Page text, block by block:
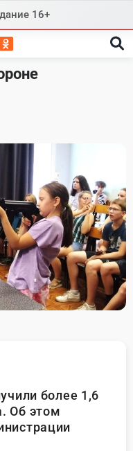
16+
более 1,6
Об этом